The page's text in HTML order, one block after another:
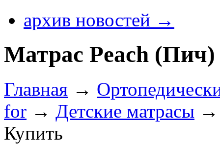
архив новостей →
Матрас Peach (Пич)
Главная →
for → Детские матрасы →
Купить